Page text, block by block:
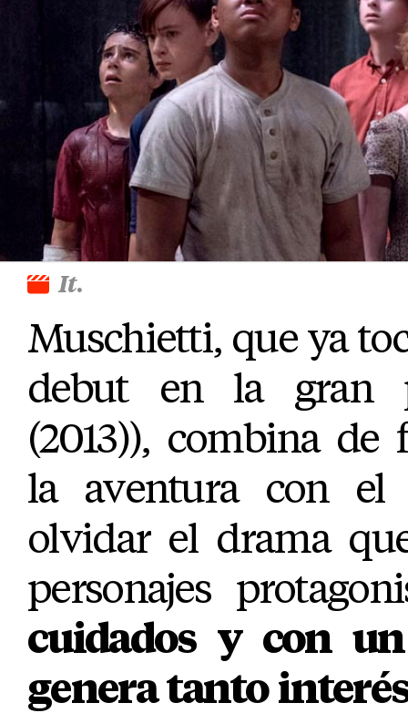
It.
Muschietti, que ya
debut en la gran
(2013)), combina de
la aventura con el
olvidar el drama
personajes
cuidados y con
genera tanto